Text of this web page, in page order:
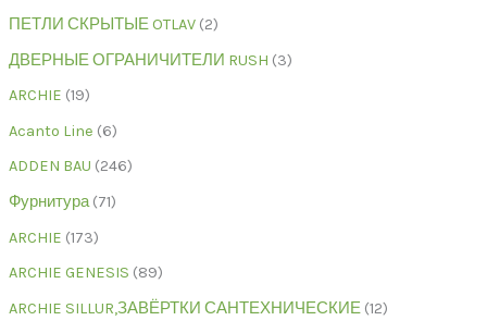
ПЕТЛИ СКРЫТЫЕ OTLAV 2
ДВЕРНЫЕ ОГРАНИЧИТЕЛИ RUSH 3
ARCHIE 19
Acanto Line 6
ADDEN BAU 246
Фурнитура 71
ARCHIE 173
ARCHIE GENESIS 89
ARCHIE SILLUR,ЗАВЁРТКИ САНТЕХНИЧЕСКИЕ 12